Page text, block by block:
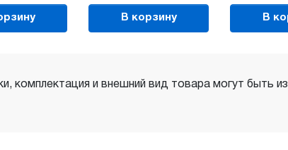
В корзину В
комплектация и внешний вид товара могут быть